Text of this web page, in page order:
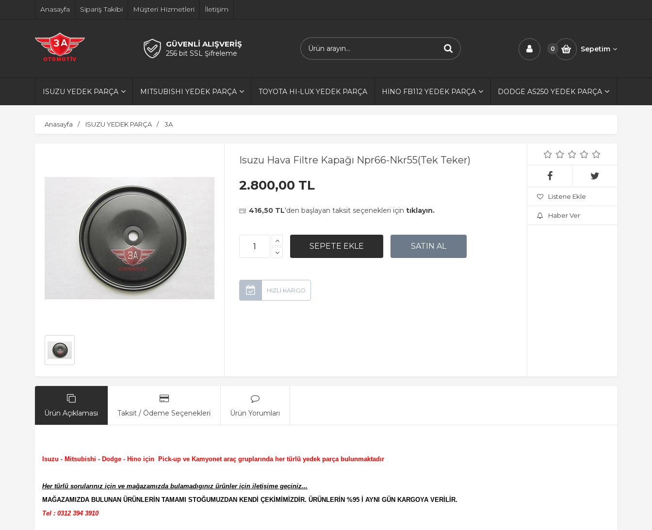
Anasayfa Sipariş Takibi Müşteri Hizmetleri İletişim
GÜVENLİ ALIŞVERİŞ
256 bit SSL Şifreleme
0 Sepetim
ISUZU YEDEK PARÇA MITSUBISHI YEDEK PARÇA TOYOTA HI-LUX YEDEK PARÇA HİNO FB112 YEDEK PARÇA DODGE AS250 YEDEK PARÇA
Anasayfa ISUZU YEDEK PARÇA 3A
Isuzu Hava Filtre Kapağı Npr66-Nkr55(Tek Teker)
2.800,00 TL
416,50 TL'den başlayan taksit seçenekleri için tıklayın.
Listene Ekle
Haber Ver
Ürün Açıklaması Taksit / Ödeme Seçenekleri Ürün Yorumları
Isuzu - Mitsubishi - Dodge - Hino için Pick-up ve Kamyonet araç gruplarında her türlü yedek parça bulunmaktadır
Her türlü sorularınız için ve mağazamızda bulamadıgınız ürünler için iletişime geçiniz...
MAĞAZAMIZDA BULUNAN ÜRÜNLERİN TAMAMI STOĞUMUZDAN KENDİ ÇEKİMİMİZDİR. ÜRÜNLERİN %95 İ AYNI GÜN KARGOYA VERİLİR.
Tel : 0312 394 3910